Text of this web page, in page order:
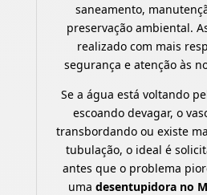
saneamento,
preservação ambiental.
realizado com mais
segurança e atenção às
Se a água está voltando
escoando devagar, o
transbordando ou existe
tubulação, o ideal é
antes que o problema
uma desentupidora no